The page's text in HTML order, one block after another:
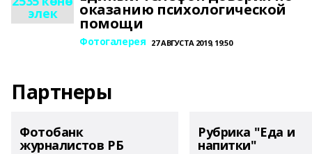
элек оказанию психологической
помощи
Фотогалерея 27 АВГУСТА 2019, 19:50
Партнеры
Фотобанк
журналистов РБ
Рубрика "Еда и
напитки"